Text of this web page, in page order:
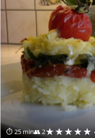
⏱ 25 min👥 2★★★★★